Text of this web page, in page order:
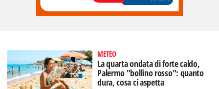
METEO
La quarta ondata di forte caldo,
Palermo "bollino rosso": quanto
dura, cosa ci aspetta